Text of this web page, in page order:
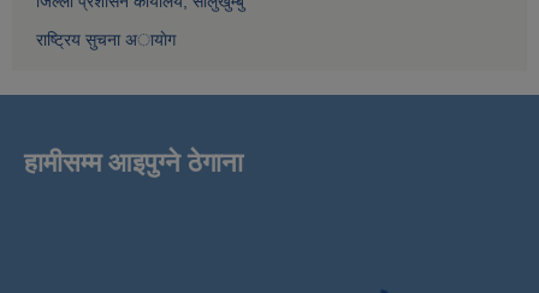
राष्ट्रिय सुचना अायाेग
हामीसम्म आइपुग्ने ठेगाना